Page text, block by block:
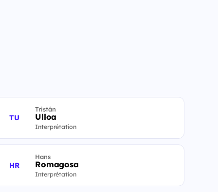
TU
Tristán
Ulloa
Interprétation
HR
Hans
Romagosa
Interprétation